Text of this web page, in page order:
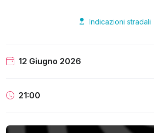
Indicazioni stradali
12 Giugno 2026
21:00